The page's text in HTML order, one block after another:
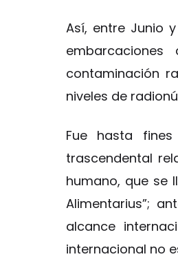
Así, entre Junio
contaminación
niveles de
Fue hasta
trascendental
humano, que se
Alimentarius”;
alcance
internacional no